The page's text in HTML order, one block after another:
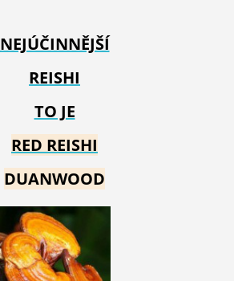
NEJÚČINNĚJŠÍ
REISHI
TO JE
RED REISHI
DUANWOOD